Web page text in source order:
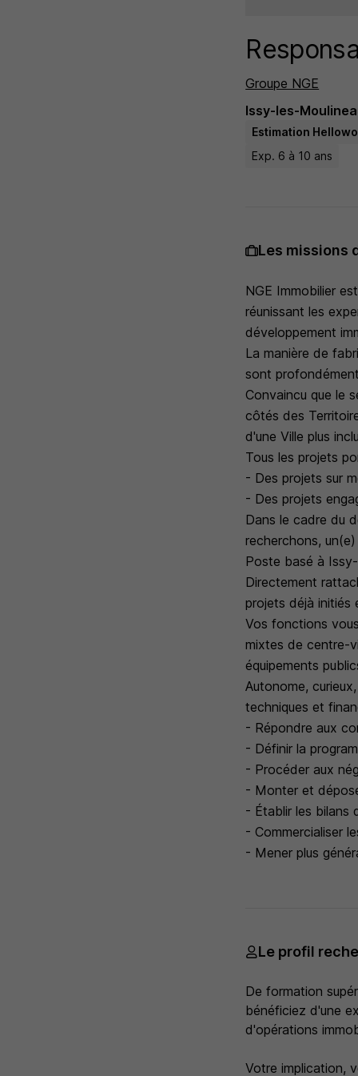
Groupe NGE
Issy-les-
Estimation
Exp. 6 à 10 ans
Les missions
NGE Immobilier
réunissant les
développement
La manière de
sont
Convaincu que le
côtés des
d'une Ville plus
Tous les projets
- Des projets sur
- Des projets
Dans le cadre du
recherchons,
Poste basé à
Directement
projets déjà initiés
Vos fonctions
mixtes de centre-
équipements
Autonome,
techniques et
- Répondre aux
- Définir la
- Procéder aux
- Monter et
- Établir les bilans
- Commercialiser
- Mener plus
Le profil
De formation
bénéficiez d'une
d'opérations
Votre implication,